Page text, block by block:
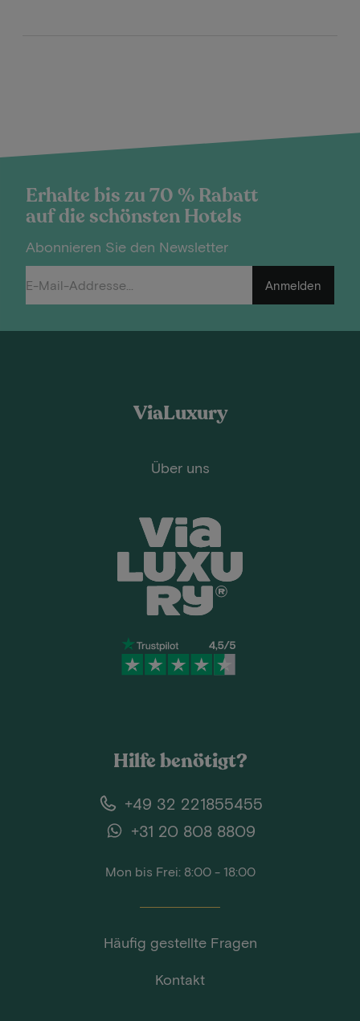
Erhalte bis zu 70 % Rabatt
auf die schönsten Hotels
Abonnieren Sie den Newsletter
Anmelden
ViaLuxury
Über uns
Hilfe benötigt?
+49 32 221855455
+31 20 808 8809
Mon bis Frei: 8:00 - 18:00
Häufig gestellte Fragen
Kontakt